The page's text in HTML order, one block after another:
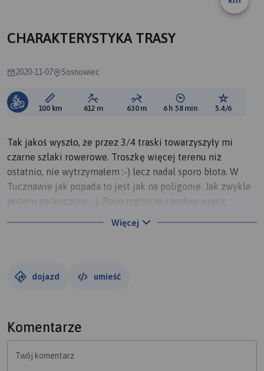
CHARAKTERYSTYKA TRASY
2020-11-07 Sosnowiec
Długość trasy:
100 km Suma przewyższeń:
612 m Suma spadków:
630 m Średni czas potrzebny
6 h 58 min Ocena
5.4/6
Tak jakoś wyszło, że przez 3/4 traski towarzyszyły mi
czarne szlaki rowerowe. Troszkę więcej terenu niż
ostatnio, nie wytrzymałem :-) lecz nadal sporo błota. W
Tucznawie jak popada to jest jak na poligonie. Jak zwykle
jestem zaskoczony :-). Rano mgliście i mokro wręcz
nadziei na poprawę pogody. Traska nie jest wymagająca,
Więcej
dojazd umieść
Komentarze
Twój komentarz